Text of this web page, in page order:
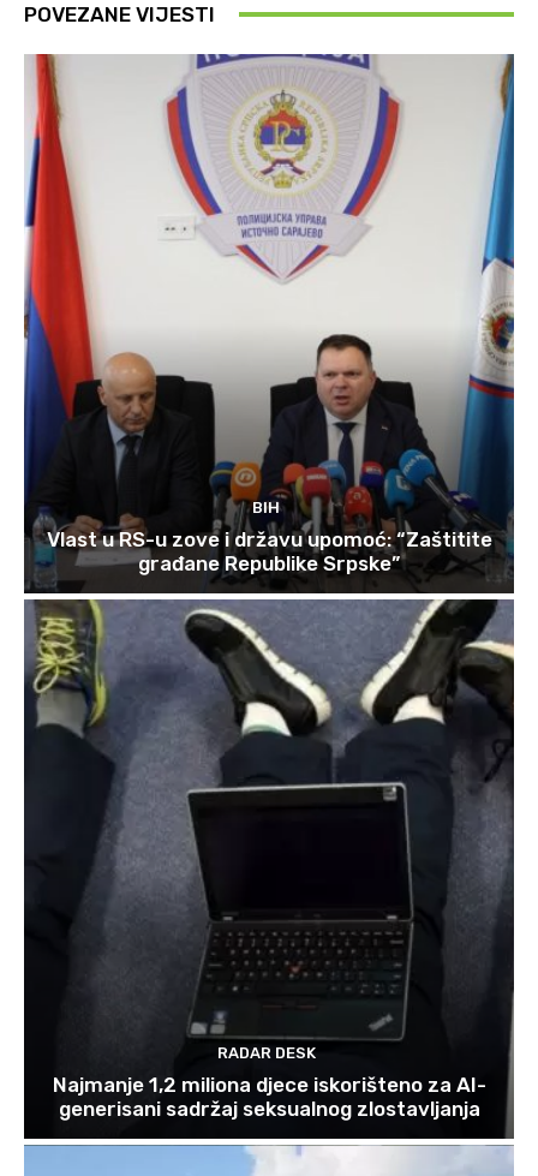
POVEZANE VIJESTI
BIH
Vlast u RS-u zove i državu upomoć: “Zaštitite
građane Republike Srpske”
RADAR DESK
Najmanje 1,2 miliona djece iskorišteno za AI-
generisani sadržaj seksualnog zlostavljanja